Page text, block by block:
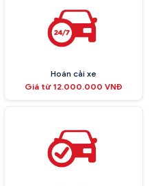
Hoán cải xe
Giá từ 12.000.000 VNĐ